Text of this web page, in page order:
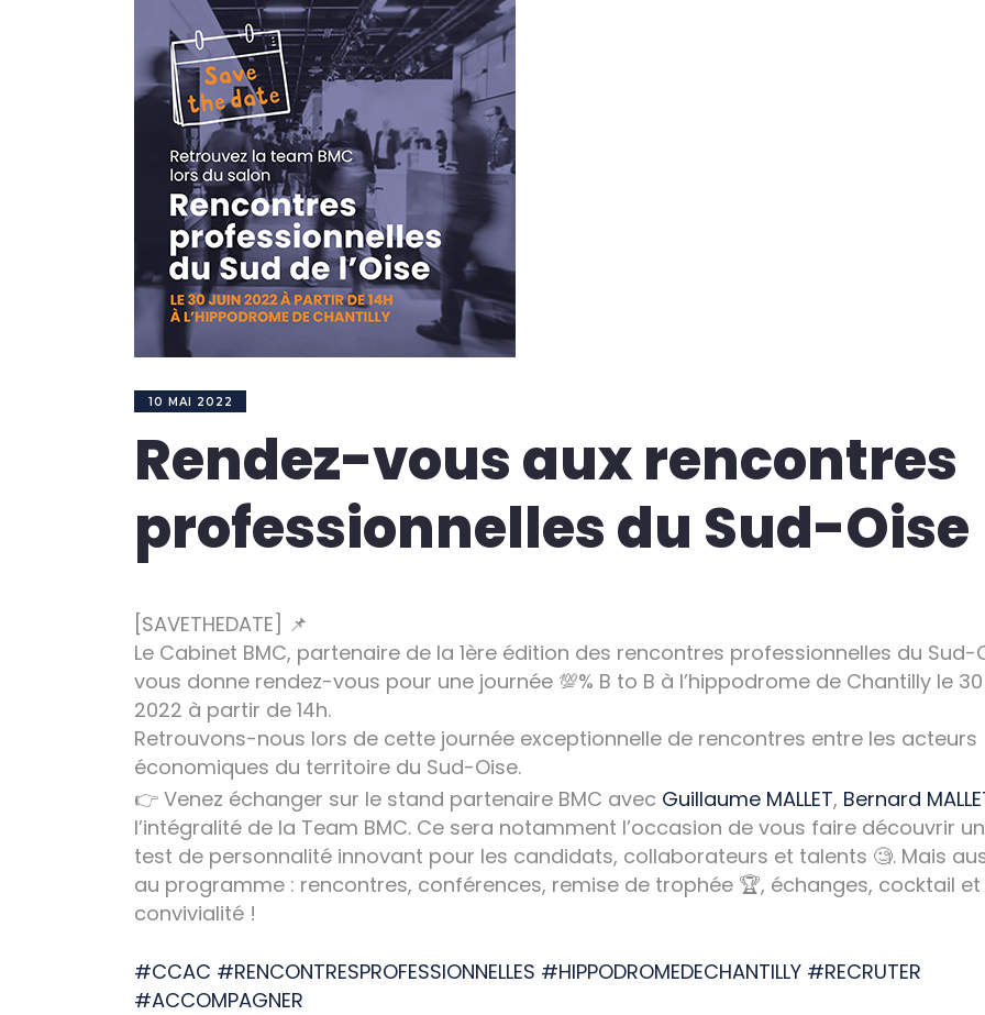
10 MAI 2022
Rendez-vous aux rencontres
professionnelles du Sud-Oise
[SAVETHEDATE] 📌
Le Cabinet BMC, partenaire de la 1ère édition des rencontres professionnelles du Sud-
vous donne rendez-vous pour une journée 💯% B to B à l’hippodrome de Chantilly le
2022 à partir de 14h.
Retrouvons-nous lors de cette journée exceptionnelle de rencontres entre les acteurs
économiques du territoire du Sud-Oise.
👉 Venez échanger sur le stand partenaire BMC avec Guillaume MALLET, Bernard
l’intégralité de la Team BMC. Ce sera notamment l’occasion de vous faire découvrir un
test de personnalité innovant pour les candidats, collaborateurs et talents 🧐. Mais
au programme : rencontres, conférences, remise de trophée 🏆, échanges, cocktail et
convivialité !
#CCAC #RENCONTRESPROFESSIONNELLES #HIPPODROMEDECHANTILLY #RECRUTER
#ACCOMPAGNER